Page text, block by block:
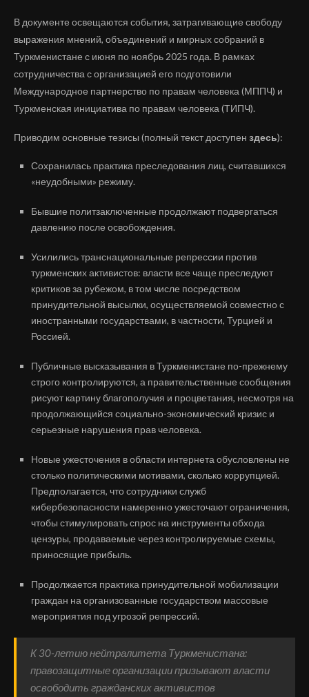
В документе освещаются события, затрагивающие свободу
выражения мнений, объединений и мирных собраний в
Туркменистане с июня по ноябрь 2025 года. В рамках
сотрудничества с организацией его подготовили
Международное партнерство по правам человека (МППЧ) и
Туркменская инициатива по правам человека (ТИПЧ).
Приводим основные тезисы (полный текст доступен здесь):
Сохранилась практика преследования лиц, считавшихся
«неудобными» режиму.
Бывшие политзаключенные продолжают подвергаться
давлению после освобождения.
Усилились транснациональные репрессии против
туркменских активистов: власти все чаще преследуют
критиков за рубежом, в том числе посредством
принудительной высылки, осуществляемой совместно с
иностранными государствами, в частности, Турцией и
Россией.
Публичные высказывания в Туркменистане по-прежнему
строго контролируются, а правительственные сообщения
рисуют картину благополучия и процветания, несмотря на
продолжающийся социально-экономический кризис и
серьезные нарушения прав человека.
Новые ужесточения в области интернета обусловлены не
столько политическими мотивами, сколько коррупцией.
Предполагается, что сотрудники служб
кибербезопасности намеренно ужесточают ограничения,
чтобы стимулировать спрос на инструменты обхода
цензуры, продаваемые через контролируемые схемы,
приносящие прибыль.
Продолжается практика принудительной мобилизации
граждан на организованные государством массовые
мероприятия под угрозой репрессий.
К 30-летию нейтралитета Туркменистана:
правозащитные организации призывают власти
освободить гражданских активистов